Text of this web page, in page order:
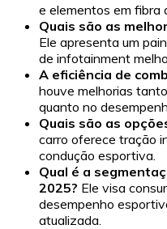
e elementos em fibra
Quais são as
Ele apresenta um
de infotainment
A eficiência de
houve melhorias
quanto no
Quais são as
carro oferece tração
condução esportiva.
Qual é a
2025? Ele visa
desempenho
atualizada.